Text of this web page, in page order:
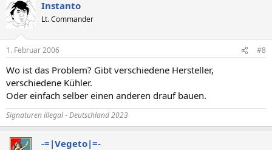
Instanto
Lt. Commander
1. Februar 2006 #8
Wo ist das Problem? Gibt verschiedene Hersteller,
verschiedene Kühler.
Oder einfach selber einen anderen drauf bauen.
Signaturen illegal - Deutschland 2023
-=|Vegeto|=-